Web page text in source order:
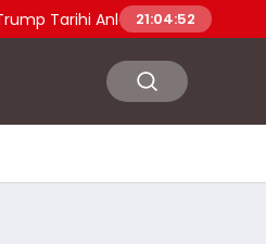
Tarihi Anlaşma Duyurdu Hamas
21:04:53